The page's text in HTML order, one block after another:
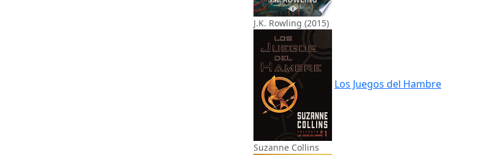
J.K. Rowling (2015)
Los Juegos del Hambre
Suzanne Collins